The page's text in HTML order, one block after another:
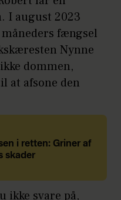
I august 2023
fængsel
Nynne
dommen,
at afsone den
Griner af
skader
ikke svare på,